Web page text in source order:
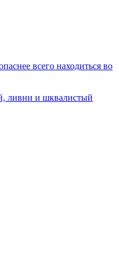
всего находиться во
ливни и шквалистый